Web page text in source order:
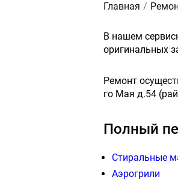
Главная
В нашем
оригинальных
Ремонт
го Мая д.54
Полный
Стиральные
Аэрогрили